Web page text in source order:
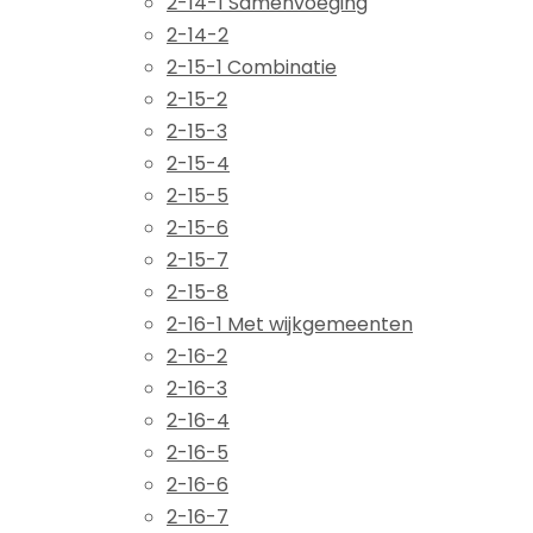
2-14-2
2-15-1 Combinatie
2-15-2
2-15-3
2-15-4
2-15-5
2-15-6
2-15-7
2-15-8
2-16-1 Met wijkgemeenten
2-16-2
2-16-3
2-16-4
2-16-5
2-16-6
2-16-7